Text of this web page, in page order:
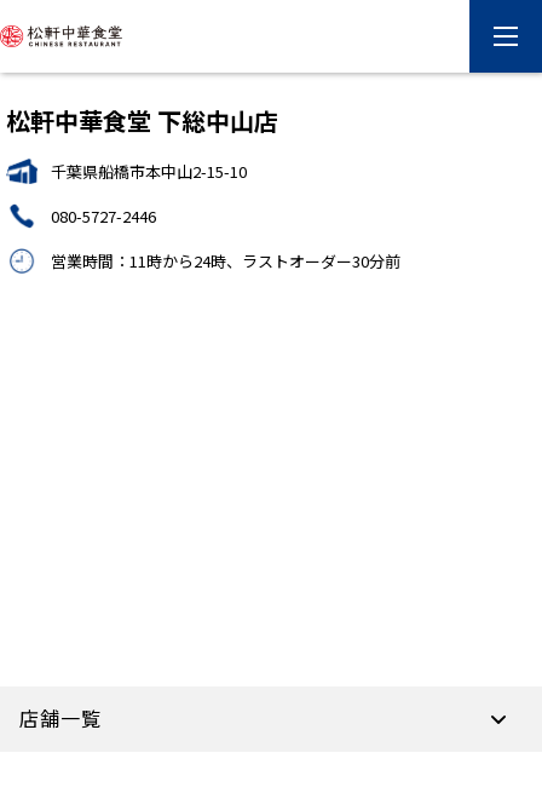
松軒中華食堂 下総中山店
千葉県船橋市本中山2-15-10
080-5727-2446
営業時間：11時から24時、ラストオーダー30分前
店舗一覧